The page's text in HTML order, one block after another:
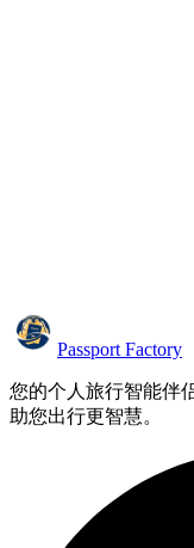
Passport Factory
您的个人旅行智能伴
助您出行更智慧。